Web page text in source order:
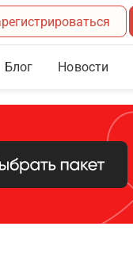
Блог Новости